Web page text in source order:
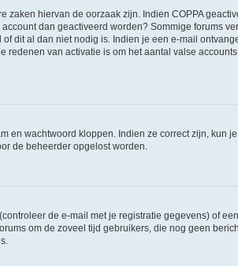
hiervan de oorzaak zijn. Indien COPPA
dan geactiveerd worden? Sommige forums
dit al dan niet nodig is. Indien je een e-mail
van activatie is om het aantal valse
wachtwoord kloppen. Indien ze correct zijn, kun
de beheerder opgelost worden.
de e-mail met je registratie gegevens) of
om de zoveel tijd gebruikers, die nog geen